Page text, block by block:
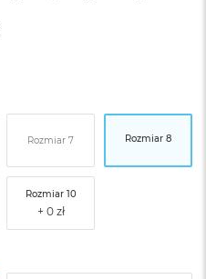
Rozmiar 7 Rozmiar 8
Rozmiar 10